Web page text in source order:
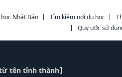
Nhật Bản Tìm kiếm nơi du học
Quy ước sử
tên tỉnh thành】